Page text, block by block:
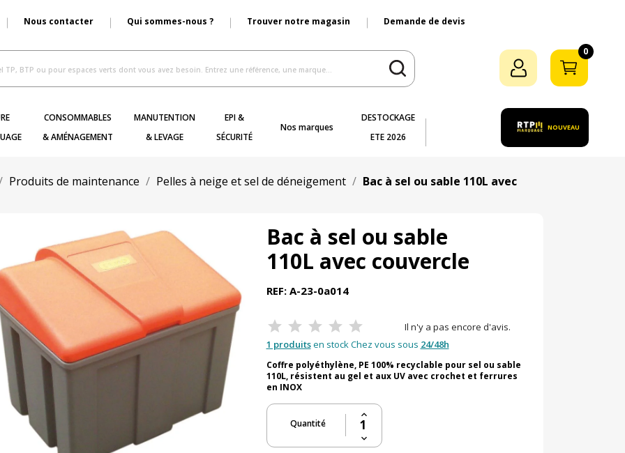
Nous contacter Qui sommes-nous ? Trouver notre magasin Demande de devis
0
CONSOMMABLES
& AMÉNAGEMENT
MANUTENTION
& LEVAGE
EPI &
SÉCURITÉ
Nos marques
DESTOCKAGE
ETE 2026
NOUVEAU
Produits de maintenance Pelles à neige et sel de déneigement Bac à sel ou sable 110L avec
Bac à sel ou sable
110L avec couvercle
REF: A-23-0a014
Il n'y a pas encore d'avis.
1 produitsen stock Chez vous sous 24/48h
Coffre polyéthylène, PE 100% recyclable pour sel ou sable
110L, résistent au gel et aux UV avec crochet et ferrures
en INOX
Quantité